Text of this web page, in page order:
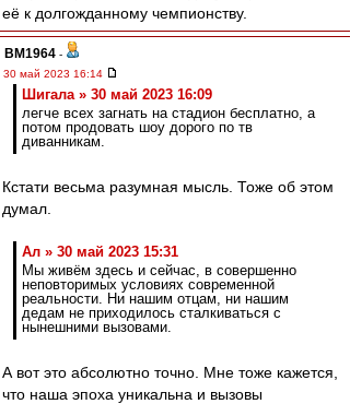
её к долгожданному чемпионству.
BM1964 -
30 май 2023 16:14
Шигала » 30 май 2023 16:09
легче всех загнать на стадион бесплатно, а
потом продовать шоу дорого по тв
диванникам.
Кстати весьма разумная мысль. Тоже об этом
думал.
Ал » 30 май 2023 15:31
Мы живём здесь и сейчас, в совершенно
неповторимых условиях современной
реальности. Ни нашим отцам, ни нашим
дедам не приходилось сталкиваться с
нынешними вызовами.
А вот это абсолютно точно. Мне тоже кажется,
что наша эпоха уникальна и вызовы